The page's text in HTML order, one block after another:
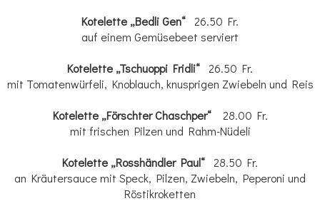
Kotelette „Bedli Gen“ 26.50 Fr.
auf einem Gemüsebeet serviert
Kotelette „Tschuoppi Fridli“ 26.50 Fr.
mit Tomatenwürfeli, Knoblauch, knusprigen Zwiebeln und Reis
Kotelette „Förschter Chaschper“28.00 Fr.
mit frischen Pilzen und Rahm-Nüdeli
Kotelette „Rosshändler Paul“ 28.50 Fr.
an Kräutersauce mit Speck, Pilzen, Zwiebeln, Peperoni und
Röstikroketten